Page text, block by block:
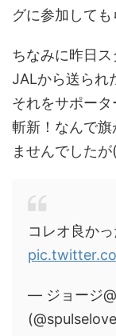
グに参加しても
ちなみに昨日
JALから送られ
それをサポー
斬新！なんで
ませんでした
コレオ良かっ
— ジョージ